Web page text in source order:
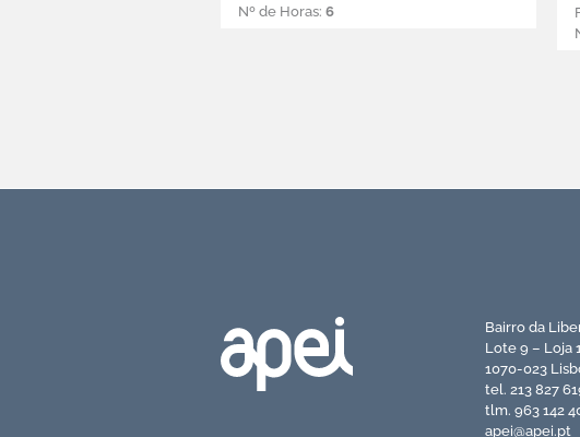
Nº de Horas: 6
Bairro da
Lote 9 – Loja
1070-023
tel. 213 827
tlm. 963 142
apei@apei.pt